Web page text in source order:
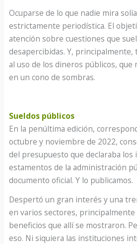
Ocuparse de lo que nadie mira
estrictamente periodística. El
atención sobre cuestiones que
desapercibidas. Y, principalmente,
al uso de los dineros públicos,
en un cono de sombras.
Sueldos públicos
En la penúltima edición,
octubre y noviembre de 2022,
del presupuesto que declaraba los
estamentos de la administración
documento oficial. Y lo publicamos.
Despertó un gran interés y una
en varios sectores, principalmente
beneficios que allí se mostraron.
eso. Ni siquiera las instituciones